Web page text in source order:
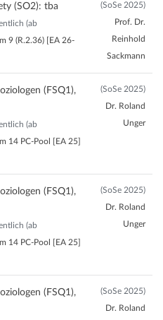
(SO2): tba
(ab
9 (R.2.36) [EA 26-
(SoSe 2025)
Prof. Dr.
Reinhold
Sackmann
(FSQ1),
(ab
14 PC-Pool [EA 25]
(SoSe 2025)
Dr. Roland
Unger
(FSQ1),
(ab
14 PC-Pool [EA 25]
(SoSe 2025)
Dr. Roland
Unger
(FSQ1),
(SoSe 2025)
Dr. Roland